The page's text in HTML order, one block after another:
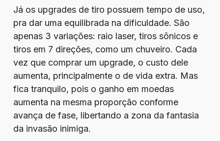
Já os upgrades de tiro possuem tempo de uso,
pra dar uma equilibrada na dificuldade. São
apenas 3 variações: raio laser, tiros sônicos e
tiros em 7 direções, como um chuveiro. Cada
vez que comprar um upgrade, o custo dele
aumenta, principalmente o de vida extra. Mas
fica tranquilo, pois o ganho em moedas
aumenta na mesma proporção conforme
avança de fase, libertando a zona da fantasia
da invasão inimiga.